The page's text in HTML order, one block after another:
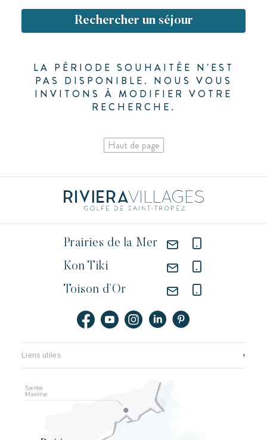
2 personnes
5 personnes
6 personnes
Rechercher un séjour
LA PÉRIODE SOUHAITÉE N'EST
PAS DISPONIBLE. NOUS VOUS
INVITONS À MODIFIER VOTRE
RECHERCHE.
Haut de page
Prairies de la Mer
Kon Tiki
Toison d’Or
Liens utiles
Carrières